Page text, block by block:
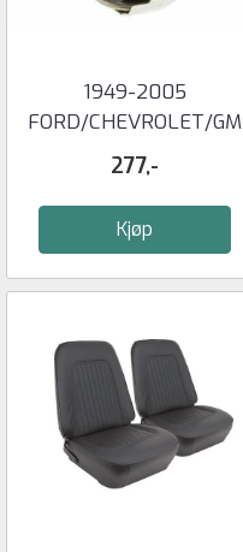
1949-2005
FORD/CHEVROLET/GM
THERMOSTAT 195 F
277,-
Kjøp